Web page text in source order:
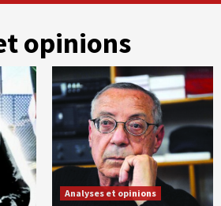
opinions
Analyses et opinions